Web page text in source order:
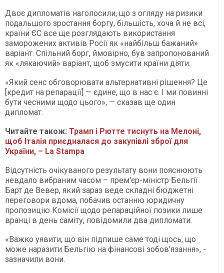
Двоє дипломатів наголосили, що з огляду на ризики
подальшого зростання боргу, більшість, хоча й не всі,
країни ЄС все ще розглядають використання
заморожених активів Росії як «найбільш бажаний»
варіант. Спільний борг, ймовірно, був запропонований
як «лякаючий» варіант, щоб змусити країни діяти.
«Який сенс обговорювати альтернативні рішення? Це
[кредит на репарації] — єдине, що в нас є. І ми повинні
бути чесними щодо цього», — сказав ще один
дипломат.
Читайте також: Трамп і Рютте тиснуть на Мелоні,
щоб Італія приєдналася до закупівлі зброї для
України, – La Stampa
Відсутність очікуваного результату вони пояснюють
невдало вибраним часом – прем'єр-міністр Бельгії
Барт де Вевер, який зараз веде складні бюджетні
переговори вдома, побачив останню юридичну
пропозицію Комісії щодо репараційної позики лише
вранці в день саміту, повідомили два дипломати.
«Важко уявити, що він підпише саме тоді щось, що
може наразити Бельгію на фінансові зобов'язання», -
зазначили вони.